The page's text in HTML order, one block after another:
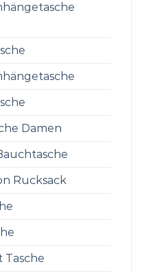
Damen
Rucksack
Tasche